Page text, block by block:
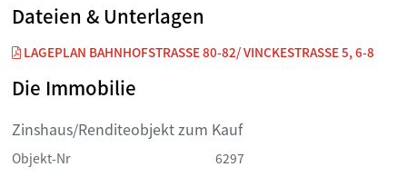
Dateien & Unterlagen
LAGEPLAN BAHNHOFSTRASSE 80-82/ VINCKESTRASSE 5, 6-8
Die Immobilie
Zinshaus/Renditeobjekt zum Kauf
Objekt-Nr 6297